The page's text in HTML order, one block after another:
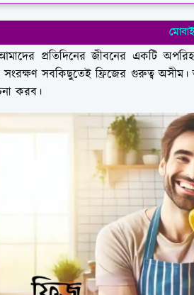
প্রতিদিনের জীবনের একটি
সবকিছুতেই ফ্রিজের গুরুত্ব অসীম।
করব।